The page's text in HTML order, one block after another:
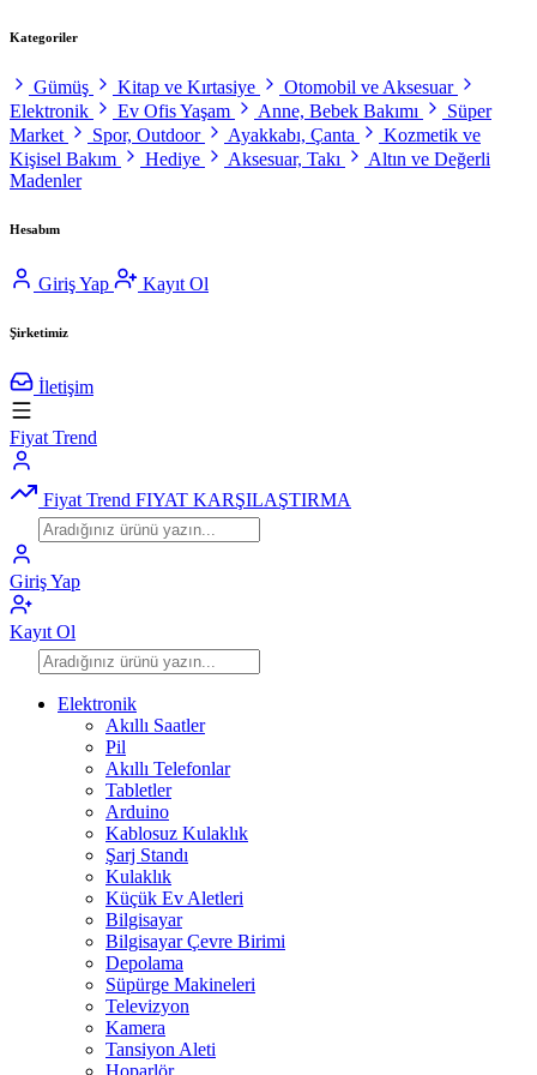
Kategoriler
Gümüş Kitap ve Kırtasiye
Otomobil ve Aksesuar
Elektronik
Ev Ofis Yaşam Anne, Bebek Bakımı
Süper
Market
Spor, Outdoor Ayakkabı, Çanta
Kozmetik ve
Kişisel Bakım
Hediye Aksesuar, Takı
Altın ve Değerli
Madenler
Hesabım
Giriş Yap Kayıt Ol
Şirketimiz
İletişim
Fiyat Trend
Fiyat Trend FIYAT KARŞILAŞTIRMA
Giriş Yap
Kayıt Ol
Elektronik
Akıllı Saatler
Pil
Akıllı Telefonlar
Tabletler
Arduino
Kablosuz Kulaklık
Şarj Standı
Kulaklık
Küçük Ev Aletleri
Bilgisayar
Bilgisayar Çevre Birimi
Depolama
Süpürge Makineleri
Televizyon
Kamera
Tansiyon Aleti
Hoparlör